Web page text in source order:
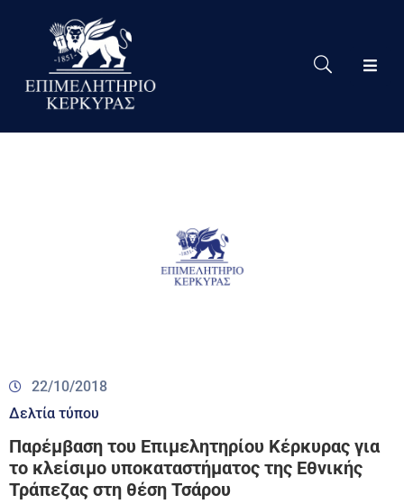
Το
Eπιμελητήριο
22/10/2018
Δελτία τύπου
Παρέμβαση του Επιμελητηρίου Κέρκυρας για
το κλείσιμο υποκαταστήματος της Εθνικής
Τράπεζας στη θέση Τσάρου